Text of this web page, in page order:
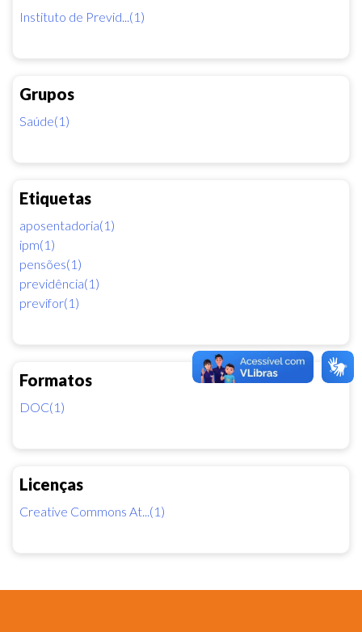
Instituto de Previd...(1)
Grupos
Saúde(1)
Etiquetas
aposentadoria(1)
ipm(1)
pensões(1)
previdência(1)
previfor(1)
Formatos
DOC(1)
Licenças
Creative Commons At...(1)